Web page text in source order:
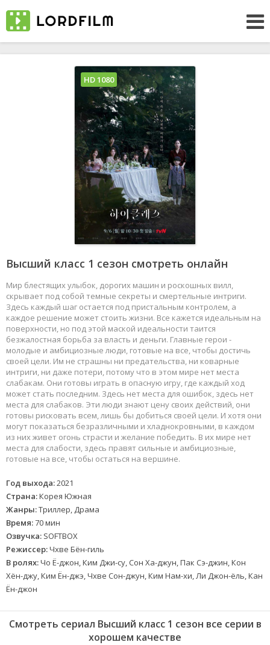
Высший класс 1 сезон смотреть онлайн
Мир блестящих улыбок, дорогих машин и роскошных вилл,
скрывает под собой темные секреты и смертельные интриги.
Здесь каждый шаг остается под пристальным контролем, а
каждое решение может стоить жизни. Все кажется идеальным на
поверхности, но под этой маской идеальности таится
безжалостная борьба за власть и деньги. Главные герои -
молодые и амбициозные люди, готовые на все, чтобы достичь
своей цели. Им не страшны ни предательства, ни коварные
интриги, ни даже потери, потому что в этом мире нет места
слабакам. Они готовы играть в опасную игру, где каждый ход
может стать последним. Здесь нет места для ошибок, здесь нет
места для слабаков. Эти люди знают цену своих действий, они
готовы рисковать всем, лишь бы добиться своей цели. И хотя они
могут показаться безразличными и хладнокровными, в каждом
из них живет огонь страсти и желание победить. В их мире нет
места для слабости, здесь правят сильные и амбициозные,
готовые на все, чтобы остаться на вершине.
Год выхода:2021
Страна:Корея Южная
Жанры:Триллер, Драма
Время:70 мин
Озвучка: SOFTBOX
Режиссер:Чхве Бён-гиль
В ролях:Чо Ё-джон, Ким Джи-су, Сон Ха-джун, Пак Сэ-джин, Кон
Хён-джу, Ким Ён-джэ, Чхве Сон-джун, Ким Нам-хи, Ли Джон-ёль, Кан
Ён-джон
HD 1080
Смотреть сериал Высший класс 1 сезон все серии в
хорошем качестве